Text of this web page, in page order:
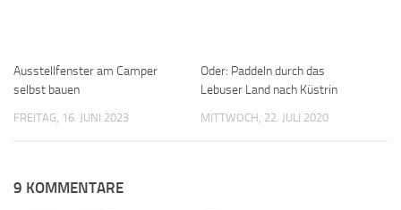
Ausstellfenster am Camper
selbst bauen
FREITAG, 16. JUNI 2023
Oder: Paddeln durch das
Lebuser Land nach Küstrin
MITTWOCH, 22. JULI 2020
9 KOMMENTARE